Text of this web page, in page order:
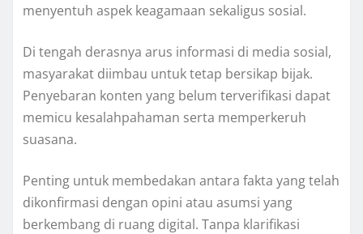
menyentuh aspek keagamaan sekaligus sosial.
Di tengah derasnya arus informasi di media sosial,
masyarakat diimbau untuk tetap bersikap bijak.
Penyebaran konten yang belum terverifikasi dapat
memicu kesalahpahaman serta memperkeruh
suasana.
Penting untuk membedakan antara fakta yang telah
dikonfirmasi dengan opini atau asumsi yang
berkembang di ruang digital. Tanpa klarifikasi